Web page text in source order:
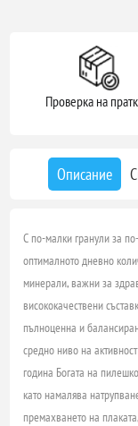
Проверка на
Описание
С по-малки гранули за
оптималното дневно
минерали, важни за
висококачествени
пълноценна и
средно ниво на
година Богата на
като намалява
премахването на